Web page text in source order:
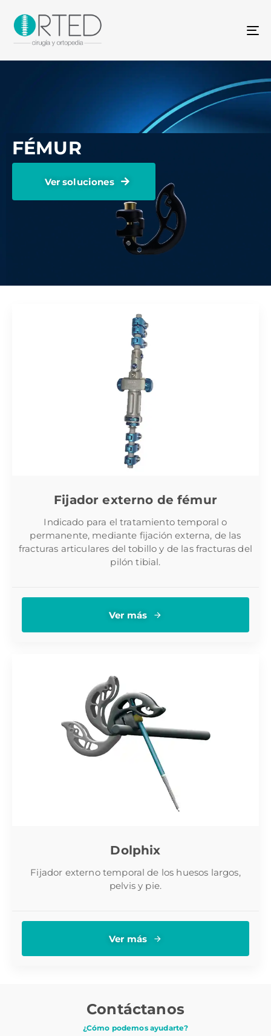
FÉMUR
Ver soluciones
Fijador externo de fémur
Indicado para el tratamiento temporal o
permanente, mediante fijación externa, de las
fracturas articulares del tobillo y de las fracturas del
pilón tibial.
Ver más
Dolphix
Fijador externo temporal de los huesos largos,
pelvis y pie.
Ver más
Contáctanos
¿Cómo podemos ayudarte?